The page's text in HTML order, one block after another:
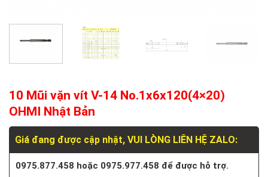
10 Mũi vặn vít V-14 No.1x6x120(4×20)
OHMI Nhật Bản
Giá đang được cập nhật, VUI LÒNG LIÊN HỆ ZALO:
0975.877.458 hoặc 0975.977.458 để được hỗ trợ.